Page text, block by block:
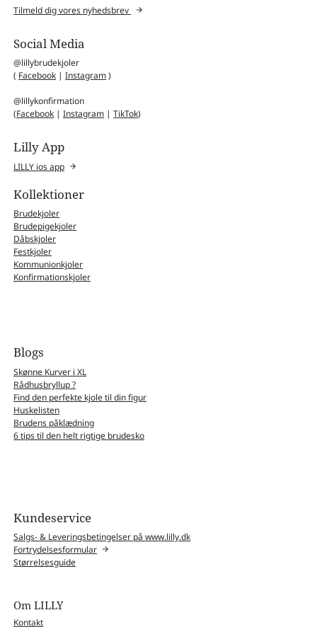
Tilmeld dig vores nyhedsbrev
Social Media
@lillybrudekjoler
( Facebook |Instagram)
@lillykonfirmation
(Facebook |Instagram |TikTok)
Lilly App
LILLY ios app
Kollektioner
Brudekjoler
Brudepigekjoler
Dåbskjoler
Festkjoler
Kommunionkjoler
Konfirmationskjoler
Blogs
Skønne Kurver i XL
Rådhusbryllup ?
Find den perfekte kjole til din figur
Huskelisten
Brudens påklædning
6 tips til den helt rigtige brudesko
Kundeservice
Salgs- & Leveringsbetingelser på www.lilly.dk
Fortrydelsesformular
Størrelsesguide
Om LILLY
Kontakt